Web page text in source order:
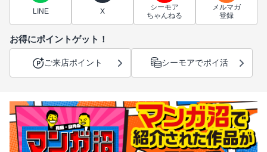
LINE X
シーモア
ちゃんねる
メルマガ
登録
お得にポイントゲット！
ご来店ポイント シーモアでポイ活